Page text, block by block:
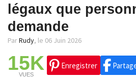
légaux que
demande
ParRudy, le 06 Juin 2026
15K
VUES
Enregistrer